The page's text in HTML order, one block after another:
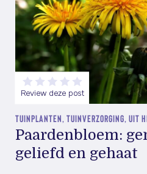
Review deze post
TUINPLANTEN, TUINVERZORGING, UIT
Paardenbloem:
geliefd en gehaat